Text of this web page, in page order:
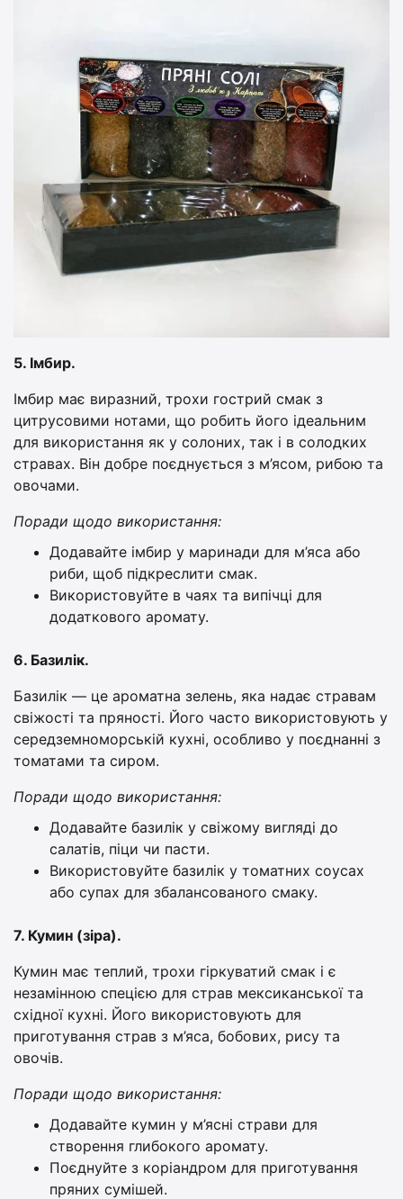
5. Імбир.
Імбир має виразний, трохи гострий смак з
цитрусовими нотами, що робить його ідеальним
для використання як у солоних, так і в солодких
стравах. Він добре поєднується з м’ясом, рибою та
овочами.
Поради щодо використання:
Додавайте імбир у маринади для м’яса або
риби, щоб підкреслити смак.
Використовуйте в чаях та випічці для
додаткового аромату.
6. Базилік.
Базилік — це ароматна зелень, яка надає стравам
свіжості та пряності. Його часто використовують у
середземноморській кухні, особливо у поєднанні з
томатами та сиром.
Поради щодо використання:
Додавайте базилік у свіжому вигляді до
салатів, піци чи пасти.
Використовуйте базилік у томатних соусах
або супах для збалансованого смаку.
7. Кумин (зіра).
Кумин має теплий, трохи гіркуватий смак і є
незамінною спецією для страв мексиканської та
східної кухні. Його використовують для
приготування страв з м’яса, бобових, рису та
овочів.
Поради щодо використання:
Додавайте кумин у м’ясні страви для
створення глибокого аромату.
Поєднуйте з коріандром для приготування
пряних сумішей.